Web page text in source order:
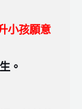
小孩願意
。